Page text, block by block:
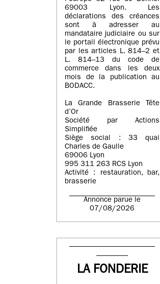
69003 Lyon. Les
déclarations des créances
sont à adresser au
mandataire judiciaire ou sur
le portail électronique prévu
par les articles L. 814–2 et
L. 814–13 du code de
commerce dans les deux
mois de la publication au
BODACC.
La Grande Brasserie Tête
d’Or
Société par Actions
Simplifiée
Siège social : 33 quai
Charles de Gaulle
69006 Lyon
995 311 263 RCS Lyon
Activité : restauration, bar,
brasserie
Annonce parue le
07/08/2026
LA FONDERIE